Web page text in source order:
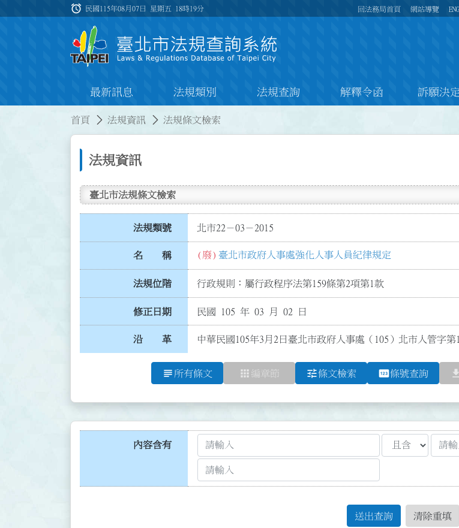
:::
alarm 民國115年08月07日 星期五 18時19分 回法務局首頁 網站導覽
最新訊息 法規類別 法規查詢 解釋令函 訴願決
首頁 法規資訊 法規條文檢索
法規資訊
臺北市法規條文檢索
法規類號 北市22－03－2015
名 稱 (廢) 臺北市政府人事處強化人事人員紀律規定
法規位階 行政規則：屬行政程序法第159條第2項第1款
修正日期 民國 105 年 03 月 02 日
沿 革 中華民國105年3月2日臺北市政府人事處（105）北市人管字第
subject 所有條文 apps 編章節 tune條文檢索 pin條號查詢 file_download
內容含有
送出查詢 清除重填